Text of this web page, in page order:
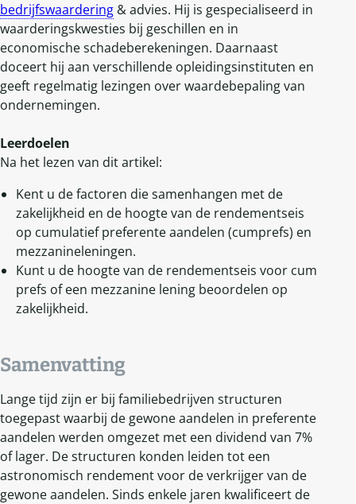
bedrijfswaardering & advies. Hij is gespecialiseerd in
waarderingskwesties bij geschillen en in
economische schadeberekeningen. Daarnaast
doceert hij aan verschillende opleidingsinstituten en
geeft regelmatig lezingen over waardebepaling van
ondernemingen.
Leerdoelen
Na het lezen van dit artikel:
Kent u de factoren die samenhangen met de
zakelijkheid en de hoogte van de rendementseis
op cumulatief preferente aandelen (cumprefs) en
mezzanineleningen.
Kunt u de hoogte van de rendementseis voor cum
prefs of een mezzanine lening beoordelen op
zakelijkheid.
Samenvatting
Lange tijd zijn er bij familiebedrijven structuren
toegepast waarbij de gewone aandelen in preferente
aandelen werden omgezet met een dividend van 7%
of lager. De structuren konden leiden tot een
astronomisch rendement voor de verkrijger van de
gewone aandelen. Sinds enkele jaren kwalificeert de